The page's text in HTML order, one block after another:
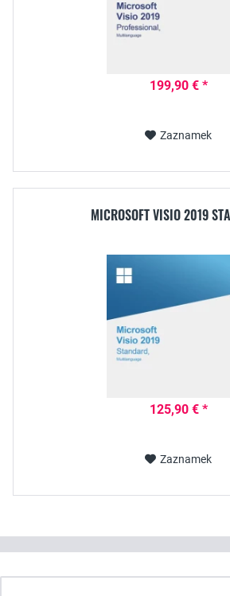
199,90 € *
Zaznamek
MICROSOFT VISIO 2019
125,90 € *
Zaznamek